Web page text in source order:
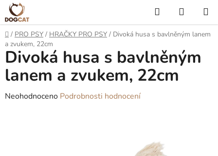
Přejít
na
obsah
Hledat
KOŠÍK
Domů
/ PRO PSY / HRAČKY PRO PSY / Divoká husa s bavlněným lanem
a zvukem, 22cm
Divoká husa s bavlněným
lanem a zvukem, 22cm
Průměrné
Neohodnoceno Podrobnosti hodnocení